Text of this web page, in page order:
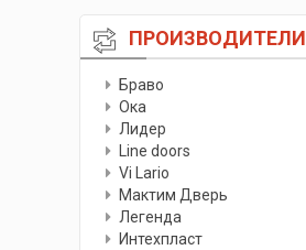
ПРОИЗВОДИТЕЛИ
Браво
Ока
Лидер
Line doors
Vi Lario
Мактим Дверь
Легенда
Интехпласт